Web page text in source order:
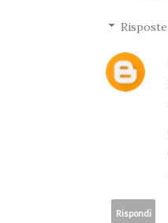
Risposte
Rispondi